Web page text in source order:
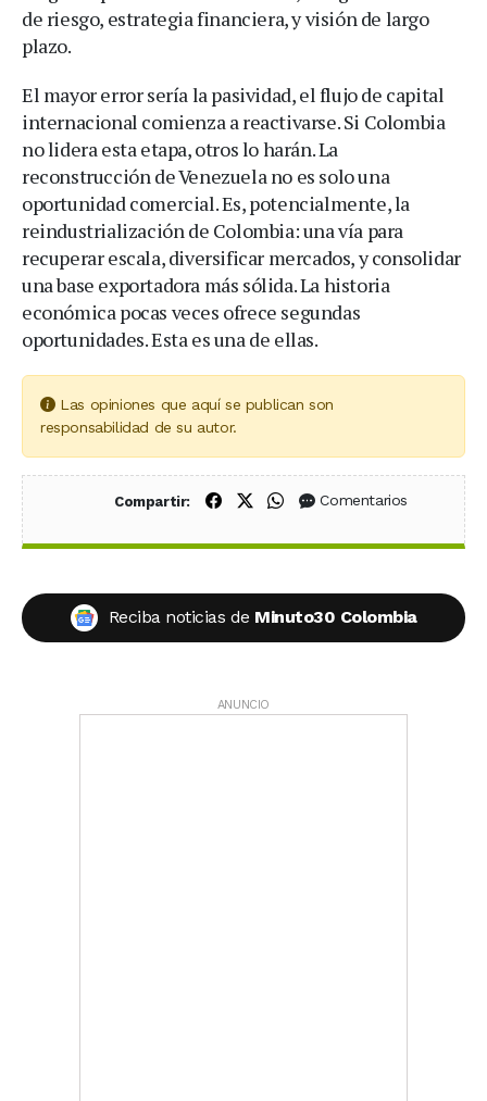
de riesgo, estrategia financiera, y visión de largo
plazo.
El mayor error sería la pasividad, el flujo de capital
internacional comienza a reactivarse. Si Colombia
no lidera esta etapa, otros lo harán. La
reconstrucción de Venezuela no es solo una
oportunidad comercial. Es, potencialmente, la
reindustrialización de Colombia: una vía para
recuperar escala, diversificar mercados, y consolidar
una base exportadora más sólida. La historia
económica pocas veces ofrece segundas
oportunidades. Esta es una de ellas.
Las opiniones que aquí se publican son
responsabilidad de su autor.
Compartir: Compartir en Facebook
Compartir en X (Twitter)
Compartir en WhatsApp
Comentarios
Reciba noticias de Minuto30 Colombia
ANUNCIO